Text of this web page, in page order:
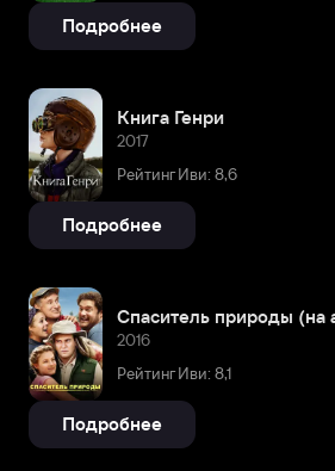
Подробнее
Книга Генри
2017
Рейтинг Иви: 8,6
Подробнее
2016
Рейтинг Иви: 8,1
Подробнее